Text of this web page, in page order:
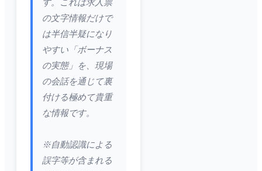
す。これは求人票
の文字情報だけで
は半信半疑になり
やすい「ボーナス
の実態」を、現場
の会話を通じて裏
付ける極めて貴重
な情報です。
※自動認識による
誤字等が含まれる